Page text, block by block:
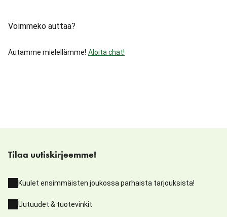
Voimmeko auttaa?
Autamme mielellämme! Aloita chat!
Tilaa uutiskirjeemme!
Kuulet ensimmäisten joukossa parhaista tarjouksista!
Uutuudet & tuotevinkit